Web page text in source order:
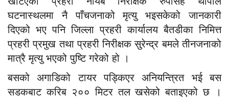
घटनास्थलमा नै पाँचजनाको मृत्यु भइसकेको जानकारी
दिएको भए पनि जिल्ला प्रहरी कार्यालय बैतडीका निमित्त
प्रहरी प्रमुख तथा प्रहरी निरीक्षक सुरेन्द्र बमले तीनजनाको
मात्रै मृत्यु भएको पुष्टि गरेको हो ।
बसको अगाडिको टायर पड्किएर अनियन्त्रित भई बस
सडकबाट करिब २०० मिटर तल खसेको बताइएको छ ।